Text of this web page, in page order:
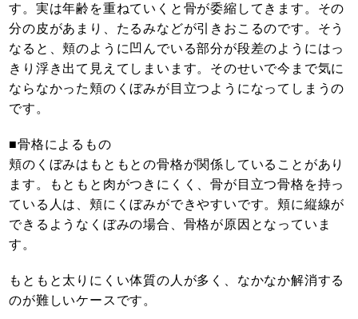
す。実は年齢を重ねていくと骨が委縮してきます。その
分の皮があまり、たるみなどが引きおこるのです。そう
なると、頬のように凹んでいる部分が段差のようにはっ
きり浮き出て見えてしまいます。そのせいで今まで気に
ならなかった頬のくぼみが目立つようになってしまうの
です。
■骨格によるもの
頬のくぼみはもともとの骨格が関係していることがあり
ます。もともと肉がつきにくく、骨が目立つ骨格を持っ
ている人は、頬にくぼみができやすいです。頬に縦線が
できるようなくぼみの場合、骨格が原因となっていま
す。
もともと太りにくい体質の人が多く、なかなか解消する
のが難しいケースです。